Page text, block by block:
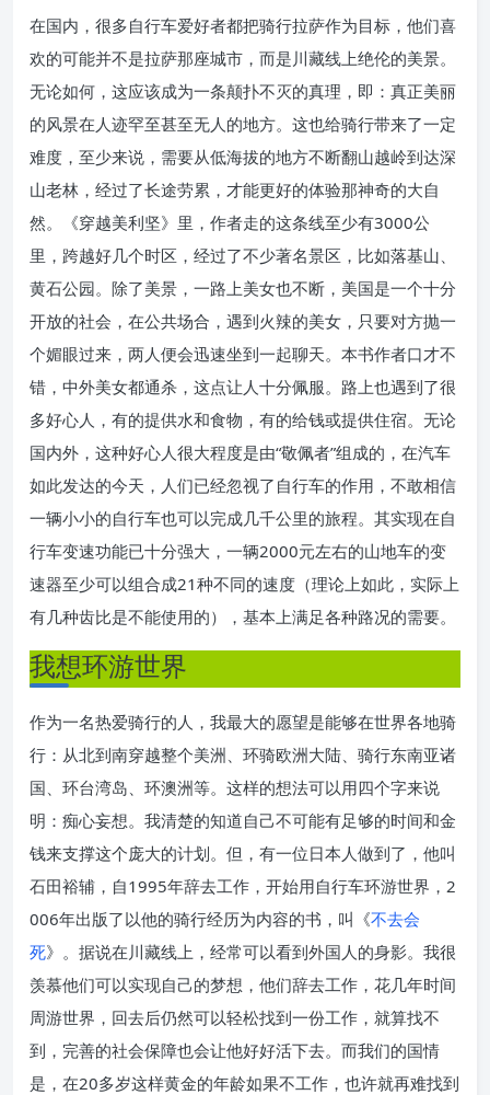
在国内，很多自行车爱好者都把骑行拉萨作为目标，他们喜
欢的可能并不是拉萨那座城市，而是川藏线上绝伦的美景。
无论如何，这应该成为一条颠扑不灭的真理，即：真正美丽
的风景在人迹罕至甚至无人的地方。这也给骑行带来了一定
难度，至少来说，需要从低海拔的地方不断翻山越岭到达深
山老林，经过了长途劳累，才能更好的体验那神奇的大自
然。《穿越美利坚》里，作者走的这条线至少有3000公
里，跨越好几个时区，经过了不少著名景区，比如落基山、
黄石公园。除了美景，一路上美女也不断，美国是一个十分
开放的社会，在公共场合，遇到火辣的美女，只要对方抛一
个媚眼过来，两人便会迅速坐到一起聊天。本书作者口才不
错，中外美女都通杀，这点让人十分佩服。路上也遇到了很
多好心人，有的提供水和食物，有的给钱或提供住宿。无论
国内外，这种好心人很大程度是由“敬佩者”组成的，在汽车
如此发达的今天，人们已经忽视了自行车的作用，不敢相信
一辆小小的自行车也可以完成几千公里的旅程。其实现在自
行车变速功能已十分强大，一辆2000元左右的山地车的变
速器至少可以组合成21种不同的速度（理论上如此，实际上
有几种齿比是不能使用的），基本上满足各种路况的需要。
我想环游世界
作为一名热爱骑行的人，我最大的愿望是能够在世界各地骑
行：从北到南穿越整个美洲、环骑欧洲大陆、骑行东南亚诸
国、环台湾岛、环澳洲等。这样的想法可以用四个字来说
明：痴心妄想。我清楚的知道自己不可能有足够的时间和金
钱来支撑这个庞大的计划。但，有一位日本人做到了，他叫
石田裕辅，自1995年辞去工作，开始用自行车环游世界，2
006年出版了以他的骑行经历为内容的书，叫《不去会
死》。据说在川藏线上，经常可以看到外国人的身影。我很
羡慕他们可以实现自己的梦想，他们辞去工作，花几年时间
周游世界，回去后仍然可以轻松找到一份工作，就算找不
到，完善的社会保障也会让他好好活下去。而我们的国情
是，在20多岁这样黄金的年龄如果不工作，也许就再难找到